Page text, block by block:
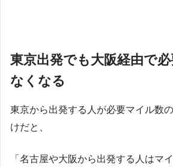
東京出発でも大阪経由で
なくなる
東京から出発する人が必要マイル数
けだと、
「名古屋や大阪から出発する人はマ